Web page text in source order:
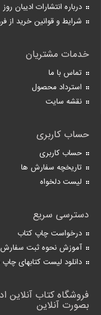
درباره انتشارات ادیبان روز
شرایط و قوانین خرید از
خدمات مشتریان
تماس با ما
استرداد محصول
نقشه سایت
حساب کاربری
حساب کاربری
تاریخچه سفارش ها
لیست دلخواه
دسترسی سریع
درخواست چاپ کتاب
آموزش نحوه ثبت سفارش
دانلود لیست کتابهای
فروشگاه کتاب آنلاین
بصورت آنلاین